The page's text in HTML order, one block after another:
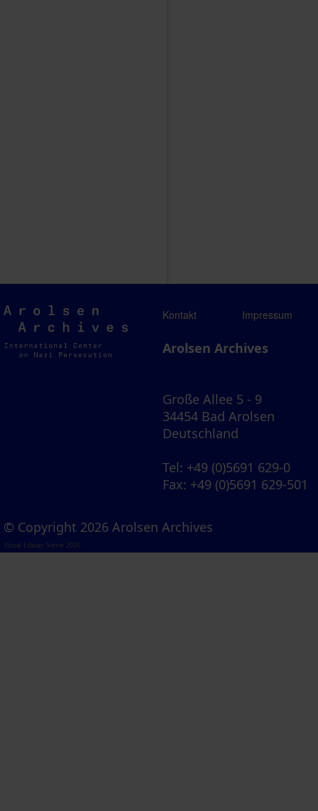
Arolsen
Archives
Kontakt Impressum
Arolsen Archives
Große Allee 5 - 9
34454 Bad Arolsen
Deutschland
Tel: +49 (0)5691 629-0
Fax: +49 (0)5691 629-501
© Copyright 2026 Arolsen Archives
Visual Library Server 2026